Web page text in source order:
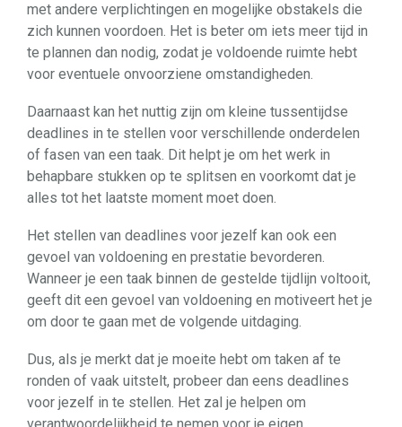
met andere verplichtingen en mogelijke obstakels die
zich kunnen voordoen. Het is beter om iets meer tijd in
te plannen dan nodig, zodat je voldoende ruimte hebt
voor eventuele onvoorziene omstandigheden.
Daarnaast kan het nuttig zijn om kleine tussentijdse
deadlines in te stellen voor verschillende onderdelen
of fasen van een taak. Dit helpt je om het werk in
behapbare stukken op te splitsen en voorkomt dat je
alles tot het laatste moment moet doen.
Het stellen van deadlines voor jezelf kan ook een
gevoel van voldoening en prestatie bevorderen.
Wanneer je een taak binnen de gestelde tijdlijn voltooit,
geeft dit een gevoel van voldoening en motiveert het je
om door te gaan met de volgende uitdaging.
Dus, als je merkt dat je moeite hebt om taken af te
ronden of vaak uitstelt, probeer dan eens deadlines
voor jezelf in te stellen. Het zal je helpen om